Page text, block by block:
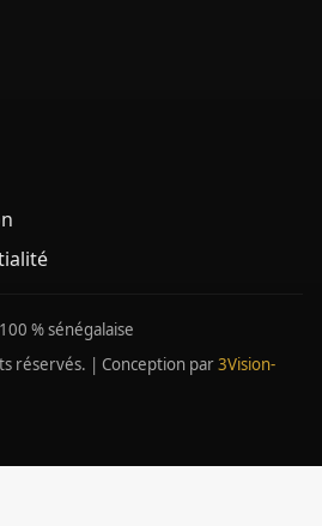
% sénégalaise
réservés. | Conception par3Vision-